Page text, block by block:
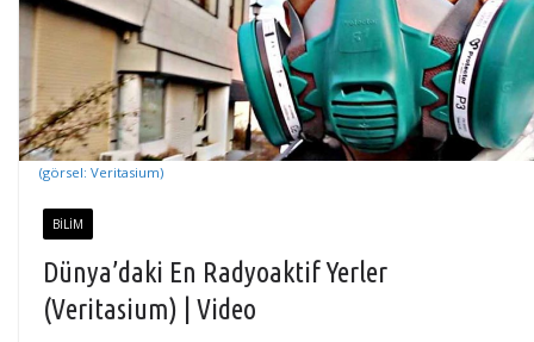
(görsel: Veritasium)
BILIM
Dünya’daki En Radyoaktif Yerler
(Veritasium) | Video